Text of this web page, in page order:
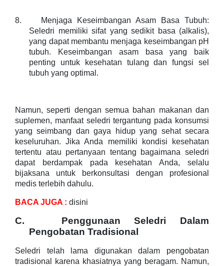
8.
Menjaga Keseimbangan Asam Basa Tubuh:
Seledri memiliki sifat yang sedikit basa (alkalis),
yang dapat membantu menjaga keseimbangan pH
tubuh. Keseimbangan asam basa yang baik
penting untuk kesehatan tulang dan fungsi sel
tubuh yang optimal.
Namun, seperti dengan semua bahan makanan dan
suplemen, manfaat seledri tergantung pada konsumsi
yang seimbang dan gaya hidup yang sehat secara
keseluruhan. Jika Anda memiliki kondisi kesehatan
tertentu atau pertanyaan tentang bagaimana seledri
dapat berdampak pada kesehatan Anda, selalu
bijaksana untuk berkonsultasi dengan profesional
medis terlebih dahulu.
BACA JUGA : disini
C.
Penggunaan Seledri Dalam
Pengobatan Tradisional
Seledri telah lama digunakan dalam pengobatan
tradisional karena khasiatnya yang beragam. Namun,